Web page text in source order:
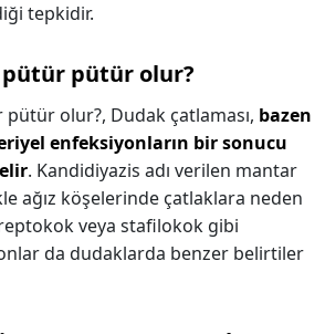
tepkidir.
pütür olur?
pütür olur?, Dudak çatlaması, bazen
enfeksiyonların bir sonucu
. Kandidiyazis adı verilen mantar
ağız köşelerinde çatlaklara neden
veya stafilokok gibi
da dudaklarda benzer belirtiler